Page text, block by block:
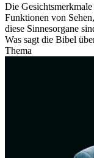
Die
Funktionen von
diese Sinnesorgane
Was sagt die Bibel
Thema